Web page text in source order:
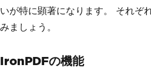
いが特に顕著になります。 それぞ
みましょう。
IronPDFの機能